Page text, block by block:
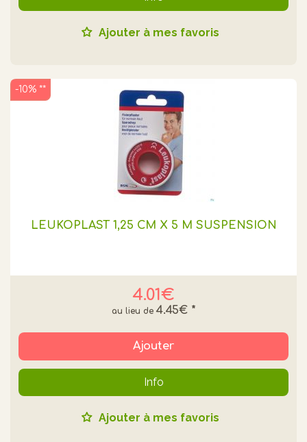
Ajouter à mes favoris
LEUKOPLAST 1,25 CM X 5 M SUSPENSION
4.01€
4.45€ *
-10% **
Ajouter
Info
Ajouter à mes favoris